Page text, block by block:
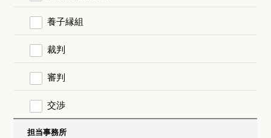
養子縁組
裁判
審判
交渉
担当事務所